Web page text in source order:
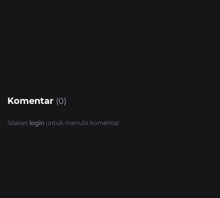
Komentar (0)
Silakan login untuk menulis komentar